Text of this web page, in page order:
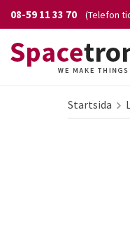
08-59 11 33 70 (Telefon
Startsida